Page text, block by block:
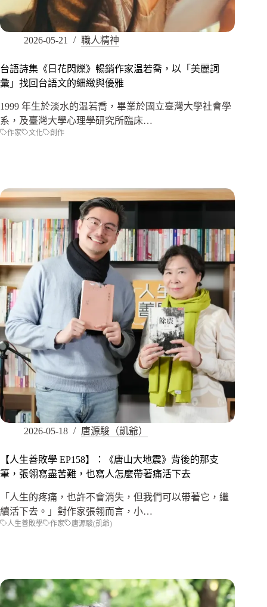
2026-05-21 職人精神
台語詩集《日花閃爍》暢銷作家温若喬，以「美麗詞
彙」找回台語文的細緻與優雅
1999 年生於淡水的温若喬，畢業於國立臺灣大學社會學
系，及臺灣大學心理學研究所臨床…
作家 文化 創作
2026-05-18 唐源駿（凱爺）
【人生善敗學 EP158】：《唐山大地震》背後的那支
筆，張翎寫盡苦難，也寫人怎麼帶著痛活下去
「人生的疼痛，也許不會消失，但我們可以帶著它，繼
續活下去。」對作家張翎而言，小…
人生善敗學 作家 唐源駿(凱爺)